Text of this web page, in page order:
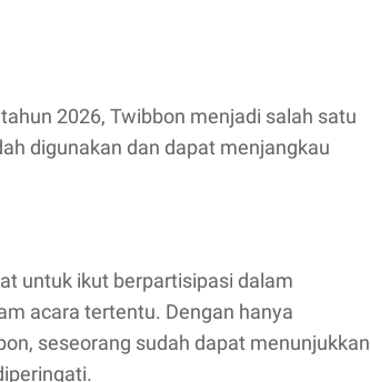
2026, Twibbon menjadi salah satu
digunakan dan dapat menjangkau
untuk ikut berpartisipasi dalam
acara tertentu. Dengan hanya
seseorang sudah dapat menunjukkan